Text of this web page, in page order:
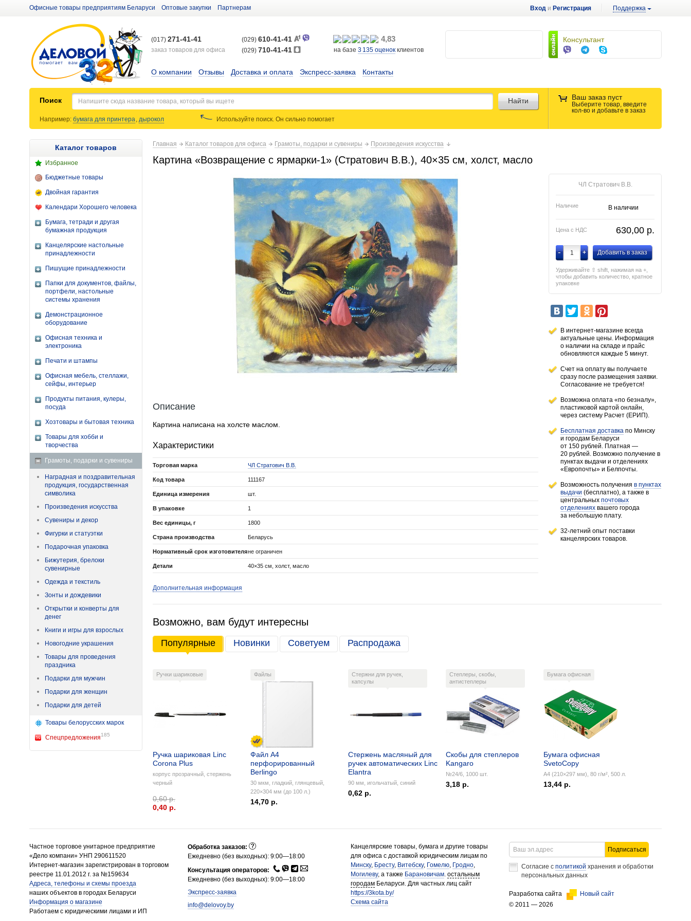
Вход и Регистрация Поддержка
Офисные товары предприятиям Беларуси Оптовые закупки Партнерам
Консультант
(017) 271-41-41
заказ товаров для офиса
(029) 610-41-41
(029) 710-41-41
4,83
на базе 3 135 оценок клиентов
О компании Отзывы Доставка и оплата Экспресс-заявка Контакты
Поиск Ваш заказ пуст
Выберите товар, введите
кол-во и добавьте в заказ
Найти
Например: бумага для принтера, дырокол Используйте поиск. Он сильнопомогает
Каталог товаров
Избранное
Бюджетные товары
Двойная гарантия
Календари Хорошего человека
Бумага, тетради и другая
бумажная продукция
Канцелярские настольные
принадлежности
Пишущие принадлежности
Папки для документов, файлы,
портфели, настольные
системы хранения
Демонстрационное
оборудование
Офисная техника и
электроника
Печати и штампы
Офисная мебель, стеллажи,
сейфы, интерьер
Продукты питания, кулеры,
посуда
Хозтовары и бытовая техника
Товары для хобби и
творчества
Грамоты, подарки и сувениры
Наградная и поздравительная
продукция, государственная
символика
Произведения искусства
Сувениры и декор
Фигурки и статуэтки
Подарочная упаковка
Бижутерия, брелоки
сувенирные
Одежда и текстиль
Зонты и дождевики
Открытки и конверты для
денег
Книги и игры для взрослых
Новогодние украшения
Товары для проведения
праздника
Подарки для мужчин
Подарки для женщин
Подарки для детей
Товары белорусских марок
Спецпредложения185
Главная Каталог товаров для офиса Грамоты, подарки и сувениры Произведения искусства
Картина «Возвращение с ярмарки-1» (Стратович В.В.), 40×35 см, холст, масло
ЧЛ Стратович В.В.
Наличие В наличии
Цена с НДС 630,00 p.
- + Добавить в заказ
Удерживайте ⇧ shift, нажимая на +,
чтобы добавить количество, кратное
упаковке
В интернет-магазине всегда
актуальные цены. Информация
о наличии на складе и прайс
обновляются каждые 5 минут.
Счет на оплату вы получаете
сразу после размещения заявки.
Согласование не требуется!
Возможна оплата «по безналу»,
пластиковой картой онлайн,
через систему Расчет (ЕРИП).
Бесплатная доставка по Минску
и городам Беларуси
от 150 рублей. Платная —
20 рублей. Возможно получение в
пунктах выдачи и отделениях
«Европочты» и Белпочты.
Возможность получения в пунктах
выдачи (бесплатно), а также в
центральных почтовых
отделениях вашего города
за небольшую плату.
32-летний опыт поставки
канцелярских товаров.
Описание
Картина написана на холсте маслом.
Характеристики
Торговая марка ЧЛ Стратович В.В.
Код товара 111167
Единица измерения шт.
В упаковке 1
Вес единицы, г 1800
Страна производства Беларусь
Нормативный срок изготовителяне ограничен
Детали 40×35 см, холст, масло
Дополнительная информация
Возможно, вам будут интересны
Популярные Новинки Советуем Распродажа
Ручки шариковые
Ручка шариковая Linc
Corona Plus
корпус прозрачный, стержень
черный
0,60 р.
0,40 p.
Файлы
Файл А4
перфорированный
Berlingo
30 мкм, гладкий, глянцевый,
220×304 мм (до 100 л.)
14,70 р.
Стержни для ручек,
капсулы
Стержень масляный для
ручек автоматических Linc
Elantra
90 мм, игольчатый, синий
0,62 р.
Степлеры, скобы,
антистеплеры
Скобы для степлеров
Kangaro
№24/6, 1000 шт.
3,18 р.
Бумага офисная
Бумага офисная
SvetoCopy
А4 (210×297 мм), 80 г/м², 500 л.
13,44 р.
Частное торговое унитарное предприятие
«Дело компани» УНП 290611520
Интернет-магазин зарегистрирован в торговом
реестре 11.01.2012 г. за №159634
Адреса, телефоны и схемы проезда
наших объектов в городах Беларуси
Информация о магазине
Работаем с юридическими лицами и ИП
Подписаться
Согласие с политикой хранения и обработки
персональных данных
Разработка сайта
Новый сайт
© 2011 — 2026
Обработка заказов:
Ежедневно (без выходных): 9:00—18:00
Консультация операторов:
Ежедневно (без выходных): 9:00—18:00
Экспресс-заявка
info@delovoy.by
Канцелярские товары, бумага и другие товары
для офиса с доставкой юридическим лицам по
Минску, Бресту, Витебску, Гомелю, Гродно,
Могилеву, а также Барановичам.остальным
городам Беларуси. Для частных лиц сайт
https://3kota.by/
Схема сайта